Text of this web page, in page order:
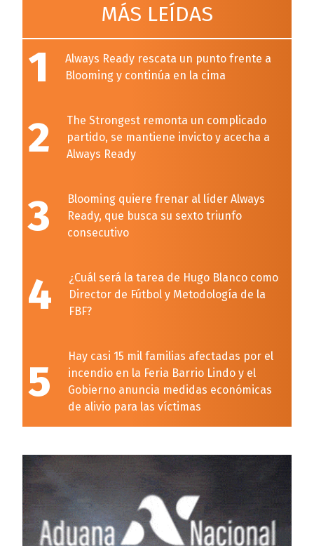
MÁS LEÍDAS
1
Always Ready rescata un punto frente a
Blooming y continúa en la cima
2
The Strongest remonta un complicado
partido, se mantiene invicto y acecha a
Always Ready
3
Blooming quiere frenar al líder Always
Ready, que busca su sexto triunfo
consecutivo
4
¿Cuál será la tarea de Hugo Blanco como
Director de Fútbol y Metodología de la
FBF?
5
Hay casi 15 mil familias afectadas por el
incendio en la Feria Barrio Lindo y el
Gobierno anuncia medidas económicas
de alivio para las víctimas